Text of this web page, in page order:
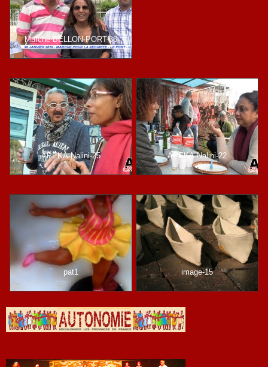
Marche-BELLON-PORT-36
APEKA-Nalini-25 APEKA-Nalini-22
pat1 image-15